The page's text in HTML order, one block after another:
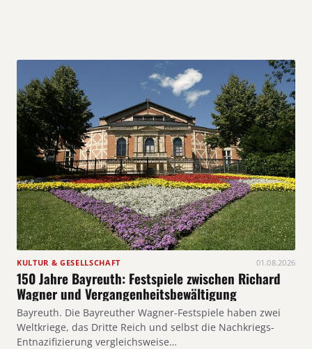
KULTUR & GESELLSCHAFT 01.08.2026
150 Jahre Bayreuth: Festspiele zwischen Richard
Wagner und Vergangenheitsbewältigung
Bayreuth. Die Bayreuther Wagner-Festspiele haben zwei
Weltkriege, das Dritte Reich und selbst die Nachkriegs-
Entnazifizierung vergleichsweise…